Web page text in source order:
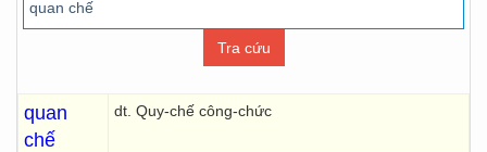
quan
chế
dt. Quy-chế công-chức